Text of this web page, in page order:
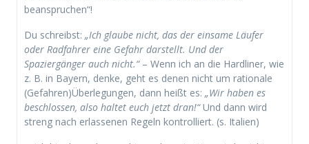
beanspruchen“!
Du schreibst: „Ich glaube nicht, das der einsame Läufer
oder Radfahrer eine Gefahr darstellt. Und der
Spaziergänger auch nicht.“– Wenn ich an die Hardliner, wie
z. B. in Bayern, denke, geht es denen nicht um rationale
(Gefahren)Überlegungen, dann heißt es: „Wir haben es
beschlossen, also haltet euch jetzt dran!“Und dann wird
streng nach erlassenen Regeln kontrolliert. (s. Italien)